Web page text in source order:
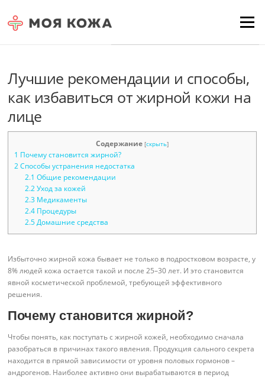
Menu
Лучшие рекомендации и способы,
как избавиться от жирной кожи на
лице
Содержание [скрыть]
1 Почему становится жирной?
2 Способы устранения недостатка
2.1 Общие рекомендации
2.2Уход за кожей
2.3Медикаменты
2.4Процедуры
2.5Домашние средства
Избыточно жирной кожа бывает не только в подростковом возрасте, у
8% людей кожа остается такой и после 25–30 лет. И это становится
явной косметической проблемой, требующей эффективного
решения.
Почему становится жирной?
Чтобы понять, как поступать с жирной кожей, необходимо сначала
разобраться в причинах такого явления. Продукция сального секрета
находится в прямой зависимости от уровня половых гормонов –
андрогенов. Наиболее активно они вырабатываются в период
Для любых предложений по